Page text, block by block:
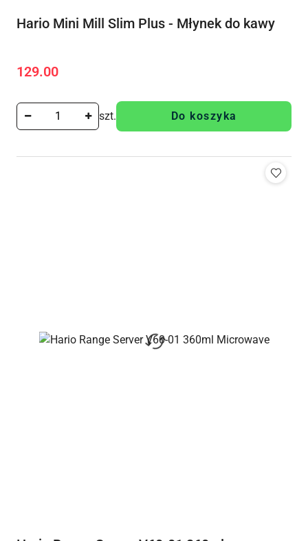
Hario Mini Mill Slim Plus - Młynek do kawy
Cena:
129.00
szt. Do koszyka